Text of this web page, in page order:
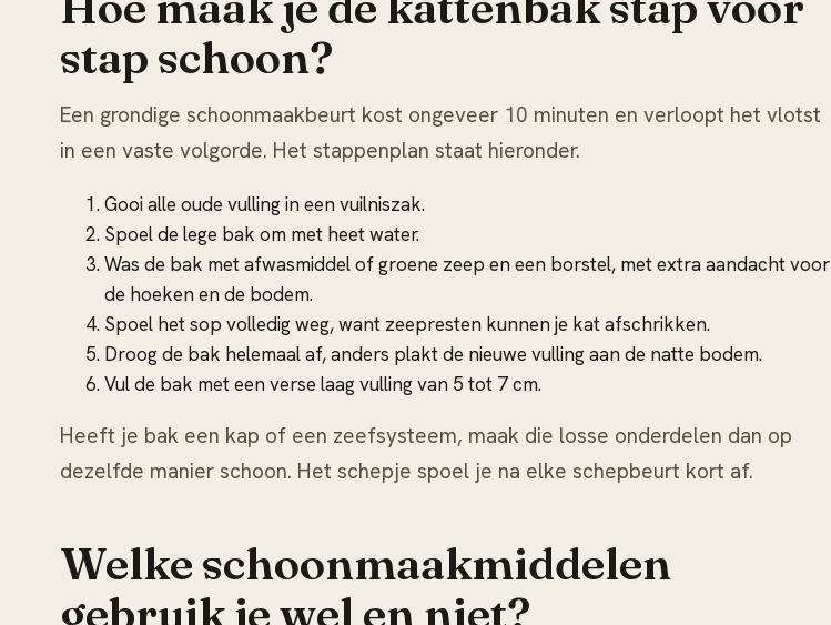
stap schoon?
Een grondige schoonmaakbeurt kost ongeveer 10 minuten en verloopt het vlotst
in een vaste volgorde. Het stappenplan staat hieronder.
Gooi alle oude vulling in een vuilniszak.
Spoel de lege bak om met heet water.
Was de bak met afwasmiddel of groene zeep en een borstel, met extra aandacht voor
de hoeken en de bodem.
Spoel het sop volledig weg, want zeepresten kunnen je kat afschrikken.
Droog de bak helemaal af, anders plakt de nieuwe vulling aan de natte bodem.
Vul de bak met een verse laag vulling van 5 tot 7 cm.
Heeft je bak een kap of een zeefsysteem, maak die losse onderdelen dan op
dezelfde manier schoon. Het schepje spoel je na elke schepbeurt kort af.
Welke schoonmaakmiddelen
gebruik je wel en niet?